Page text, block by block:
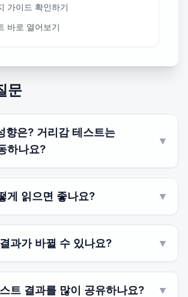
가이드 확인하기
바로 열어보기
문
향은? 거리감 테스트는
하나요?
▼
게 읽으면 좋나요? ▼
과가 바뀔 수 있나요? ▼
트 결과를 많이 공유하나요? ▼